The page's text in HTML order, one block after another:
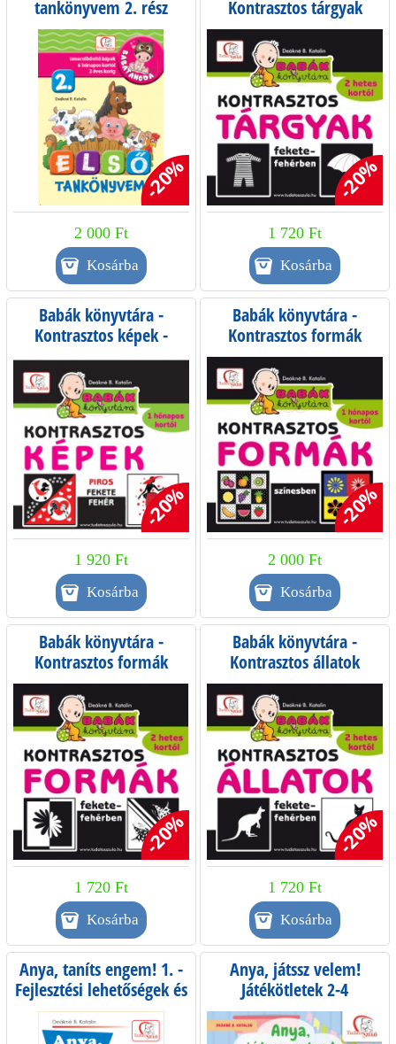
tankönyvem 2. rész
-20%
2 000 Ft
Kontrasztos tárgyak
fekete-fehérben
-20%
1 720 Ft
Babák könyvtára -
Kontrasztos képek -
piros, fekete, fehér
-20%
1 920 Ft
Babák könyvtára -
Kontrasztos formák
színesben
-20%
2 000 Ft
Babák könyvtára -
Kontrasztos formák
fekete-fehérben
-20%
1 720 Ft
Babák könyvtára -
Kontrasztos állatok
fekete-fehérben
-20%
1 720 Ft
Anya, taníts engem! 1. -
Fejlesztési lehetőségek és
játékötletek születéstől 3
éves korig
Anya, játssz velem!
Játékötletek 2-4
éveseknek